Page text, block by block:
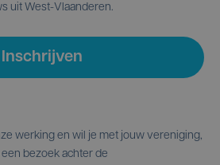
uit West-Vlaanderen.
Inschrijven
werking en wil je met jouw vereniging,
bezoek achter de